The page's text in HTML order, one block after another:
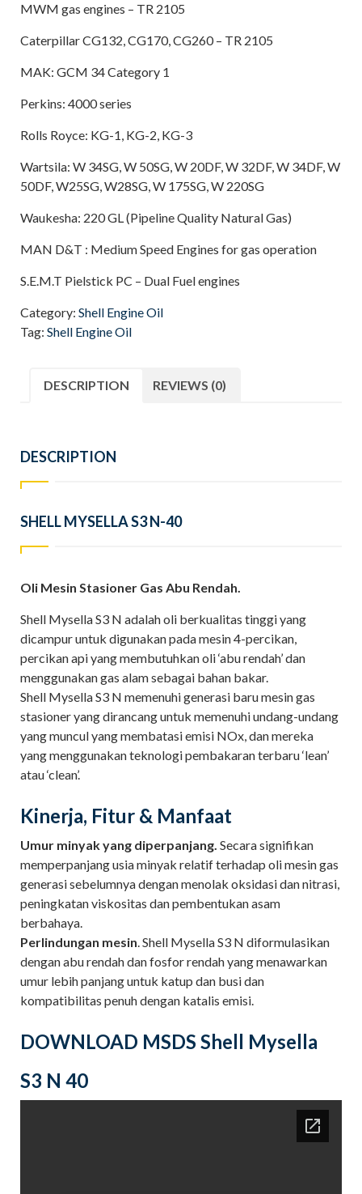
MWM gas engines – TR 2105
Caterpillar CG132, CG170, CG260 – TR 2105
MAK: GCM 34 Category 1
Perkins: 4000 series
Rolls Royce: KG-1, KG-2, KG-3
Wartsila: W 34SG, W 50SG, W 20DF, W 32DF, W 34DF, W
50DF, W25SG, W28SG, W 175SG, W 220SG
Waukesha: 220 GL (Pipeline Quality Natural Gas)
MAN D&T : Medium Speed Engines for gas operation
S.E.M.T Pielstick PC – Dual Fuel engines
Category: Shell Engine Oil
Tag: Shell Engine Oil
DESCRIPTION REVIEWS (0)
DESCRIPTION
SHELL MYSELLA S3 N-40
Oli Mesin Stasioner Gas Abu Rendah.
Shell Mysella S3 N adalah oli berkualitas tinggi yang
dicampur untuk digunakan pada mesin 4-percikan,
percikan api yang membutuhkan oli ‘abu rendah’ dan
menggunakan gas alam sebagai bahan bakar.
Shell Mysella S3 N memenuhi generasi baru mesin gas
stasioner yang dirancang untuk memenuhi undang-undang
yang muncul yang membatasi emisi NOx, dan mereka
yang menggunakan teknologi pembakaran terbaru ‘lean’
atau ‘clean’.
Kinerja, Fitur & Manfaat
Umur minyak yang diperpanjang. Secara signifikan
memperpanjang usia minyak relatif terhadap oli mesin gas
generasi sebelumnya dengan menolak oksidasi dan nitrasi,
peningkatan viskositas dan pembentukan asam
berbahaya.
Perlindungan mesin. Shell Mysella S3 N diformulasikan
dengan abu rendah dan fosfor rendah yang menawarkan
umur lebih panjang untuk katup dan busi dan
kompatibilitas penuh dengan katalis emisi.
DOWNLOAD MSDS Shell Mysella
S3 N 40